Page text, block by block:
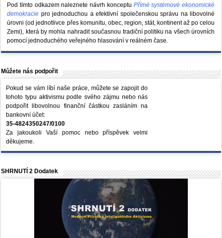
Pod tímto odkazem naleznete návrh konceptu Přímé systémové ekonomické
demokracie pro jednoduchou a efektivní společenskou správu na libovolné
úrovni (od jednotlivce přes komunitu, obec, region, stát, kontinent až po celou
Zemi), která by mohla nahradit současnou tradiční politiku na všech úrovních
pomocí jednoduchého veřejného hlasování v reálném čase.
Můžete nás podpořit
Pokud se vám líbí naše práce, můžete se zapojit do
tohoto typu aktivismu podle svého zájmu nebo nás
podpořit libovolnou finanční částkou zasláním na
bankovní účet:
35-4824350247/0100
Za jakoukoli Vaší pomoc nebo příspěvek velmi
děkujeme.
SHRNUTÍ 2 Dodatek